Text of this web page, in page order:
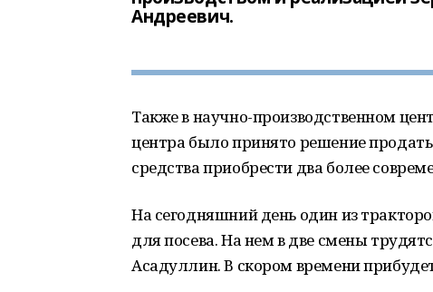
Андреевич.
Также в научно-производственном
центра было принято решение
средства приобрести два более
На сегодняшний день один из
для посева. На нем в две смены
Асадуллин. В скором времени